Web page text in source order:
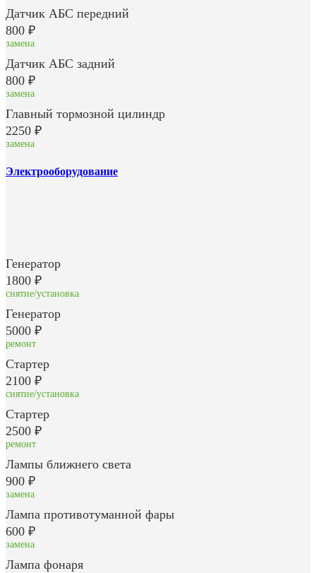
Датчик АБС передний
800 ₽
замена
Датчик АБС задний
800 ₽
замена
Главный тормозной цилиндр
2250 ₽
замена
Электрооборудование
Генератор
1800 ₽
снятие/установка
Генератор
5000 ₽
ремонт
Стартер
2100 ₽
снятие/установка
Стартер
2500 ₽
ремонт
Лампы ближнего света
900 ₽
замена
Лампа противотуманной фары
600 ₽
замена
Лампа фонаря